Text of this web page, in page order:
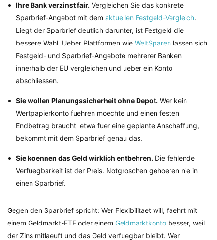
Ihre Bank verzinst fair. Vergleichen Sie das konkrete
Sparbrief-Angebot mit dem aktuellen Festgeld-Vergleich.
Liegt der Sparbrief deutlich darunter, ist Festgeld die
bessere Wahl. Ueber Plattformen wie WeltSparen lassen sich
Festgeld- und Sparbrief-Angebote mehrerer Banken
innerhalb der EU vergleichen und ueber ein Konto
abschliessen.
Sie wollen Planungssicherheit ohne Depot. Wer kein
Wertpapierkonto fuehren moechte und einen festen
Endbetrag braucht, etwa fuer eine geplante Anschaffung,
bekommt mit dem Sparbrief genau das.
Sie koennen das Geld wirklich entbehren. Die fehlende
Verfuegbarkeit ist der Preis. Notgroschen gehoeren nie in
einen Sparbrief.
Gegen den Sparbrief spricht: Wer Flexibilitaet will, faehrt mit
einem Geldmarkt-ETF oder einem Geldmarktkonto besser, weil
der Zins mitlaeuft und das Geld verfuegbar bleibt. Wer